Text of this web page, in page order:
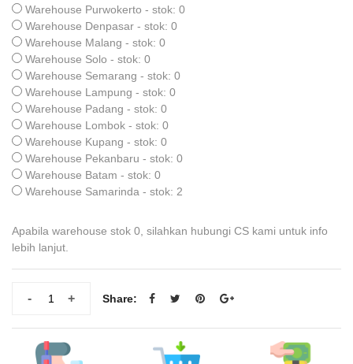
Warehouse Purwokerto - stok: 0
Warehouse Denpasar - stok: 0
Warehouse Malang - stok: 0
Warehouse Solo - stok: 0
Warehouse Semarang - stok: 0
Warehouse Lampung - stok: 0
Warehouse Padang - stok: 0
Warehouse Lombok - stok: 0
Warehouse Kupang - stok: 0
Warehouse Pekanbaru - stok: 0
Warehouse Batam - stok: 0
Warehouse Samarinda - stok: 2
Apabila warehouse stok 0, silahkan hubungi CS kami untuk info
lebih lanjut.
+
- Share: